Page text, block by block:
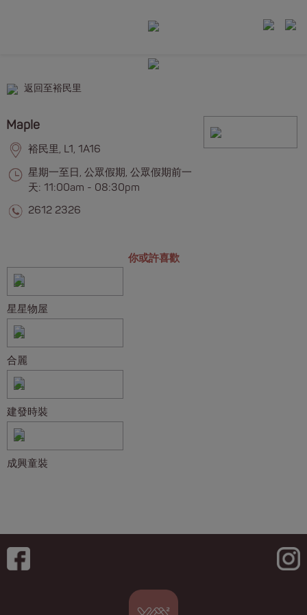
返回至裕民里
Maple
裕民里, L1, 1A16
星期一至日, 公眾假期, 公眾假期前一
天: 11:00am - 08:30pm
2612 2326
你或許喜歡
星星物屋
合麗
建發時裝
成興童裝